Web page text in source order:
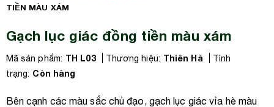
TIỀN MÀU XÁM
Gạch lục giác đồng tiền màu xám
Mã sản phẩm: TH L03 Thương hiệu: Thiên Hà
Tình
trạng: Còn hàng
Bên cạnh các màu sắc chủ đạo, gạch lục giác vỉa hè màu